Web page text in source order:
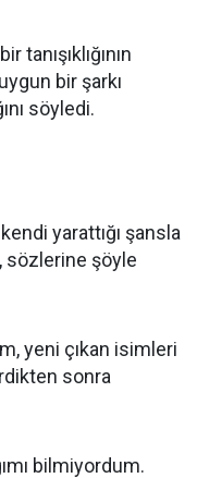
tanışıklığının
bir şarkı
söyledi.
yarattığı şansla
sözlerine şöyle
yeni çıkan isimleri
sonra
bilmiyordum.